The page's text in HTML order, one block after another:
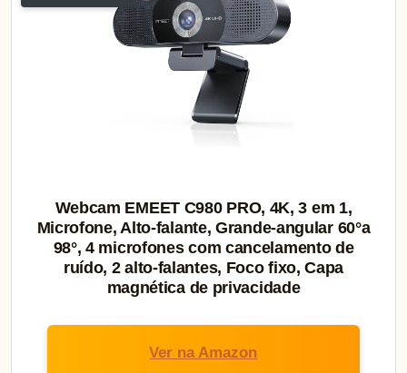
Webcam EMEET C980 PRO, 4K, 3 em 1,
Microfone, Alto-falante, Grande-angular 60°a
98°, 4 microfones com cancelamento de
ruído, 2 alto-falantes, Foco fixo, Capa
magnética de privacidade
Ver na Amazon